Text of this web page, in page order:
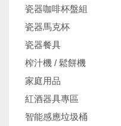
瓷器咖啡杯盤組
瓷器馬克杯
瓷器餐具
榨汁機 / 鬆餅機
家庭用品
紅酒器具專區
智能感應垃圾桶